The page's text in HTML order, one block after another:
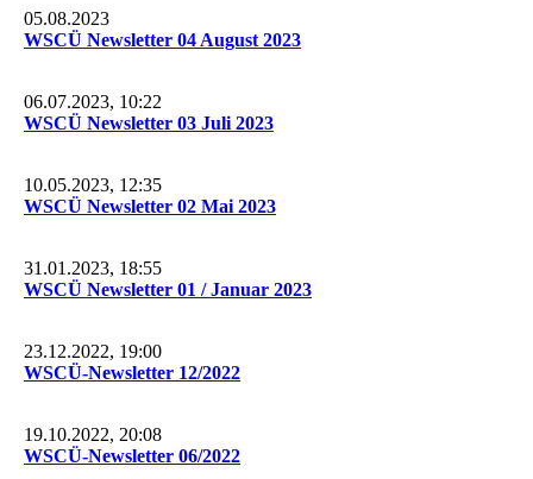
05.08.2023
WSCÜ Newsletter 04 August 2023
06.07.2023, 10:22
WSCÜ Newsletter 03 Juli 2023
10.05.2023, 12:35
WSCÜ Newsletter 02 Mai 2023
31.01.2023, 18:55
WSCÜ Newsletter 01 / Januar 2023
23.12.2022, 19:00
WSCÜ-Newsletter 12/2022
19.10.2022, 20:08
WSCÜ-Newsletter 06/2022